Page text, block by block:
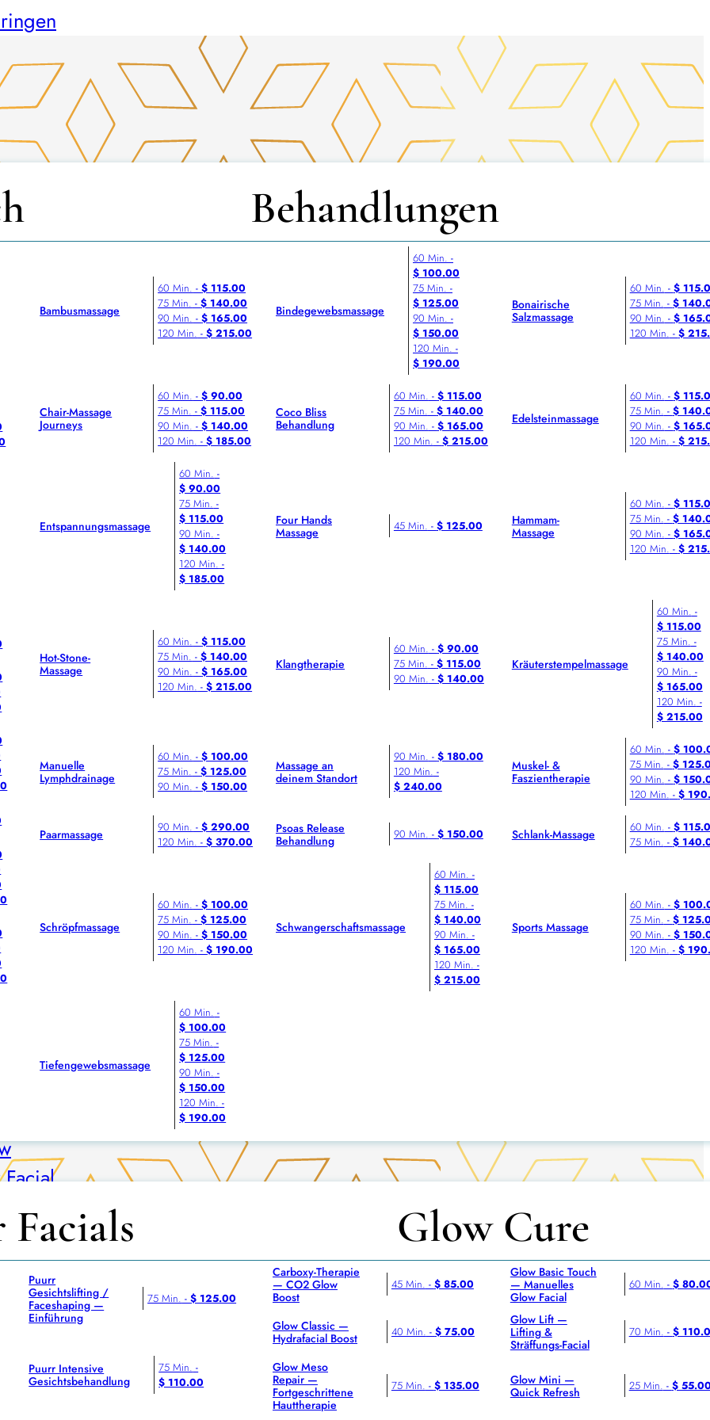
Behandlungen
Bambusmassage
60 Min. -$ 115.00
75 Min. -$ 140.00
90 Min. -$ 165.00
120 Min. -$ 215.00
Bindegewebsmassage
60 Min. -
$ 100.00
75 Min. -
$ 125.00
90 Min. -
$ 150.00
120 Min. -
$ 190.00
Bonairische
Salzmassage
60 Min. - $
75 Min. - $
90 Min. - $
120 Min. - $
Chair-Massage
Journeys
60 Min. -$ 90.00
75 Min. -$ 115.00
90 Min. -$ 140.00
120 Min. -$ 185.00
Coco Bliss
Behandlung
60 Min. - $ 115.00
75 Min. - $ 140.00
90 Min. - $ 165.00
120 Min. - $ 215.00
Edelsteinmassage
60 Min. - $
75 Min. - $
90 Min. - $
120 Min. - $
Entspannungsmassage
60 Min. -
$ 90.00
75 Min. -
$ 115.00
90 Min. -
$ 140.00
120 Min. -
$ 185.00
Four Hands
Massage
45 Min. - $ 125.00
Hammam-
Massage
60 Min. - $
75 Min. - $
90 Min. - $
120 Min. - $
Hot-Stone-
Massage
60 Min. -$ 115.00
75 Min. -$ 140.00
90 Min. -$ 165.00
120 Min. -$ 215.00
Klangtherapie
60 Min. - $ 90.00
75 Min. - $ 115.00
90 Min. - $ 140.00
Kräuterstempelmassage
60 Min. -
$ 115.00
75 Min. -
$ 140.00
90 Min. -
$ 165.00
120 Min. -
$ 215.00
Manuelle
Lymphdrainage
60 Min. -$ 100.00
75 Min. -$ 125.00
90 Min. -$ 150.00
Massage an
deinem Standort
90 Min. - $ 180.00
120 Min. -
$ 240.00
Muskel- &
Faszientherapie
60 Min. - $
75 Min. - $
90 Min. - $
120 Min. - $
Paarmassage 90 Min. -$ 290.00
120 Min. -$ 370.00
Psoas Release
Behandlung
90 Min. - $ 150.00 Schlank-Massage 60 Min. - $
75 Min. - $
Schröpfmassage
60 Min. -$ 100.00
75 Min. -$ 125.00
90 Min. -$ 150.00
120 Min. -$ 190.00
Schwangerschaftsmassage
60 Min. -
$ 115.00
75 Min. -
$ 140.00
90 Min. -
$ 165.00
120 Min. -
$ 215.00
Sports Massage
60 Min. - $
75 Min. - $
90 Min. - $
120 Min. - $
Tiefengewebsmassage
60 Min. -
$ 100.00
75 Min. -
$ 125.00
90 Min. -
$ 150.00
120 Min. -
$ 190.00
Glow Cure
Puurr
Gesichtslifting /
Faceshaping —
Einführung
75 Min. -$ 125.00
Puurr Intensive
Gesichtsbehandlung
75 Min. -
$ 110.00
Carboxy-Therapie
— CO2 Glow
Boost
45 Min. - $ 85.00
Glow Basic Touch
— Manuelles
Glow Facial
60 Min. - $
Glow Classic —
Hydrafacial Boost
40 Min. - $ 75.00
Glow Lift —
Lifting &
Sträffungs-Facial
70 Min. - $
Glow Meso
Repair —
Fortgeschrittene
Hauttherapie
75 Min. - $ 135.00
Glow Mini —
Quick Refresh
25 Min. - $
Hauttherapie
Lift